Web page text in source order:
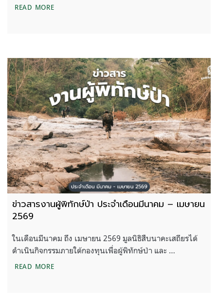
READ MOREกล้องดักถ่ายภาพสัตว์ป่า ดวงตาแห่งพงไพร (ตอนที่ 3
ข่าวสารงานผู้พิทักษ์ป่า ประจำเดือนมีนาคม – เมษายน
2569
ในเดือนมีนาคม ถึง เมษายน 2569 มูลนิธิสืบนาคะเสถียรได้
ดำเนินกิจกรรมภายใต้กองทุนเพื่อผู้พิทักษ์ป่า และ …
READ MOREข่าวสารงานผู้พิทักษ์ป่า ประจำเดือนมีนาคม – เมษาย